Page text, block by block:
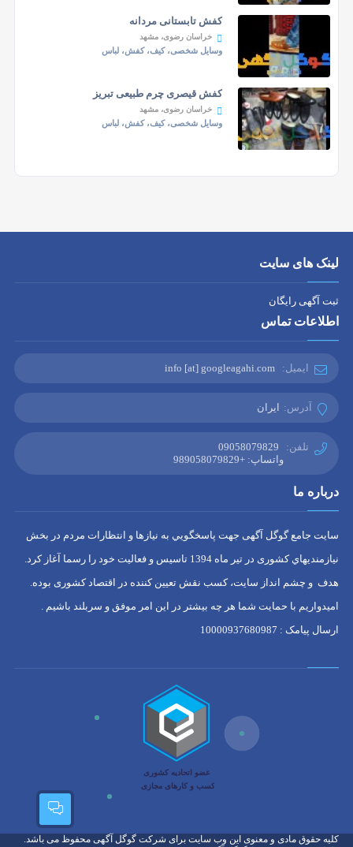
کفش تابستانی مردانه
خراسان رضوی، مشهد
وسایل شخصی، کیف، کفش، لباس
کفش قیصری چرم طبیعی تبریز
خراسان رضوی، مشهد
وسایل شخصی، کیف، کفش، لباس
لینک های سایت
ثبت آگهی رایگان
اطلاعات تماس
ایمیل: info [at] googleagahi.com
آدرس: ایران
تلفن:
09058079829
واتساپ: +989058079829
درباره ما
سایت جامع گوگل آگهی جهت پاسخگويي به نيازها و انتظارات مردم در بخش
نيازمنديهاي کشوری در تير ماه 1394 تاسيس و فعاليت خود را رسما آغاز كرد.
هدف و چشم انداز سایت، كسب نقش تعيين كننده در اقتصاد کشوری بوده.
امیدواریم با حمایت شما هر چه بیشتر در این امر موفق و سربلند باشیم .
ارسال پیامک : 10000937680987
کلیه حقوق مادی و معنوی این وب سایت برای شرکت گوگل آگهی محفوظ می باشد.